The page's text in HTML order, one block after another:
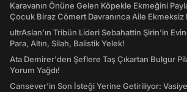
Karavanın Önüne Gelen Köpekle Ekmeğini
Çocuk Biraz Cömert Davranınca Aile Ekmeksiz
ultrAslan’ın Tribün Lideri Sebahattin Şirin’in
Para, Altın, Silah, Balistik Yelek!
Ata Demirer'den Şeflere Taş Çıkartan Bulgur
Yorum Yağdı!
Cansever'in Son İsteği Yerine Getiriliyor: